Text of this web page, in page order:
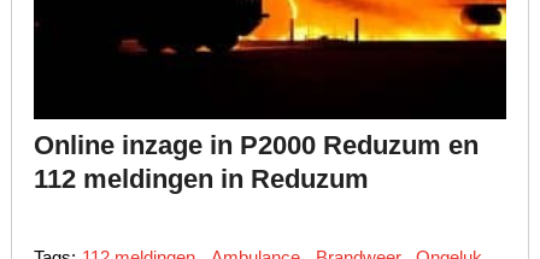
Online inzage in P2000 Reduzum en
112 meldingen in Reduzum